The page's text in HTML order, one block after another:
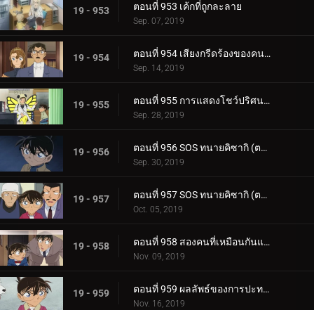
19 - 953 ตอนที่ 953 เค้กที่ถูกละลาย
Sep. 07, 2019
19 - 954 ตอนที่ 954 เสียงกรีดร้องของคนร้ายตัวจริง
Sep. 14, 2019
19 - 955 ตอนที่ 955 การแสดงโชว์ปริศนาในห้องที่ถูกล็อก
Sep. 28, 2019
19 - 956 ตอนที่ 956 SOS ทนายคิซากิ (ตอนแรก)
Sep. 30, 2019
19 - 957 ตอนที่ 957 SOS ทนายคิซากิ (ตอนจบ)
Oct. 05, 2019
19 - 958 ตอนที่ 958 สองคนที่เหมือนกันแต่เข้ากันไม่ได้[11]
Nov. 09, 2019
19 - 959 ตอนที่ 959 ผลลัพธ์ของการปะทะกัน
Nov. 16, 2019